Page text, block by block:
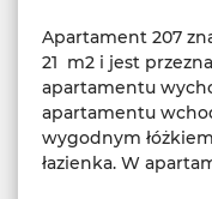
Apartament 207
21 m2 i jest
apartamentu
apartamentu
wygodnym
łazienka. W